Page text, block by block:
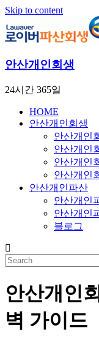
Skip to content
안산개인회생
24시간 365일
HOME
안산개인회생
안산개인
안산개인
안산개인
안산개인
안산개인파산
안산개인
안산개인
블로그
안산개인
벽 가이드